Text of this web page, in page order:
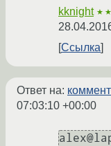
kknight
Ссылка
Ответ на:
07:03:10 +00:00